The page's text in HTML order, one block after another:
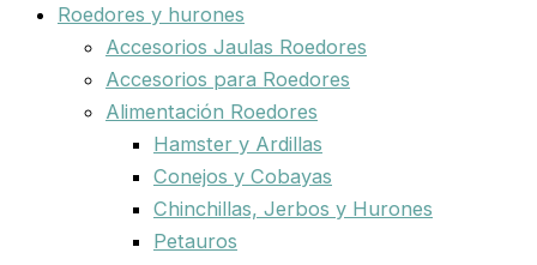
Roedores y hurones
Accesorios Jaulas Roedores
Accesorios para Roedores
Alimentación Roedores
Hamster y Ardillas
Conejos y Cobayas
Chinchillas, Jerbos y Hurones
Petauros